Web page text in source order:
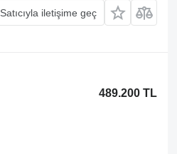
Satıcıyla iletişime geç
489.200 TL